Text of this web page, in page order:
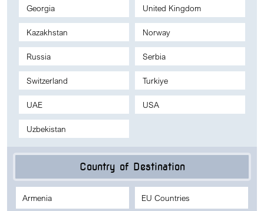
Country of Destination
Armenia EU Countries
Georgia United Kingdom
Kazakhstan Norway
Russia Serbia
Switzerland Turkiye
UAE USA
Uzbekistan